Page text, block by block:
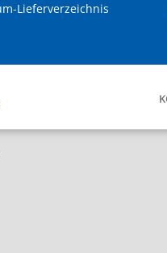
Lieferverzeichnis